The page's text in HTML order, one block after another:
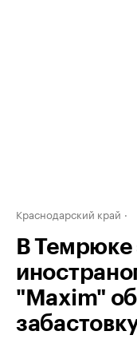
Краснодарский край
В
"Maxim"